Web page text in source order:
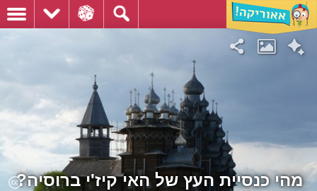
מהי כנסיית העץ של האי קיז'י ברוסיה?